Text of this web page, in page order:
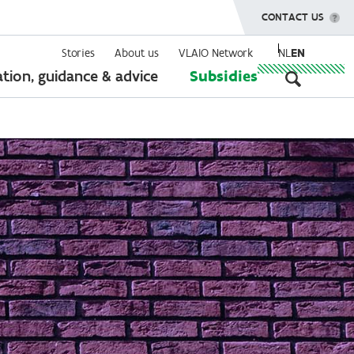
SHOW MENU
CONTACT US
Stories About us VLAIO Network NLEN
guidance & advice Subsidies